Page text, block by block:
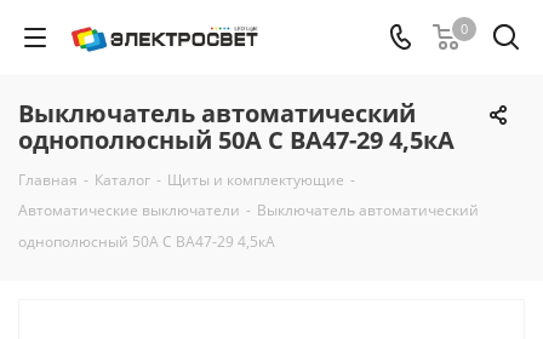
0
Выключатель автоматический
однополюсный 50А С ВА47-29 4,5кА
Главная - Каталог - Щиты и комплектующие -
Автоматические выключатели - Выключатель автоматический
однополюсный 50А С ВА47-29 4,5кА